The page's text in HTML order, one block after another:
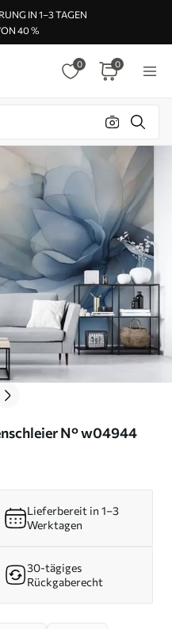
IN 1–3 TAGEN
40 %
0 0
N° w04944
Lieferbereit in 1–3
Werktagen
30-tägiges
Rückgaberecht